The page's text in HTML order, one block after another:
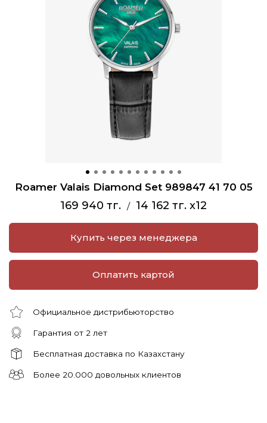
Roamer Valais Diamond Set 989847 41 70 05
169 940 тг. / 14 162 тг. x12
Купить через менеджера
Оплатить картой
Официальное дистрибьюторство
Гарантия от 2 лет
Бесплатная доставка по Казахстану
Более 20.000 довольных клиентов